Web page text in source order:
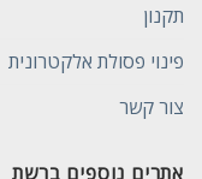
תקנון
פינוי פסולת אלקטרונית
צור קשר
אתרים נוספים ברשת